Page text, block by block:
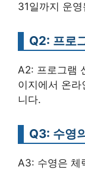
31일까지 운
Q2: 프로
A2: 프로그램
이지에서 온
니다.
Q3: 수영
A3: 수영은 체